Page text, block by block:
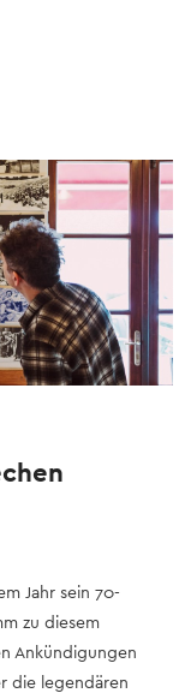
Jahr sein 70-
zu diesem
Ankündigungen
die legendären